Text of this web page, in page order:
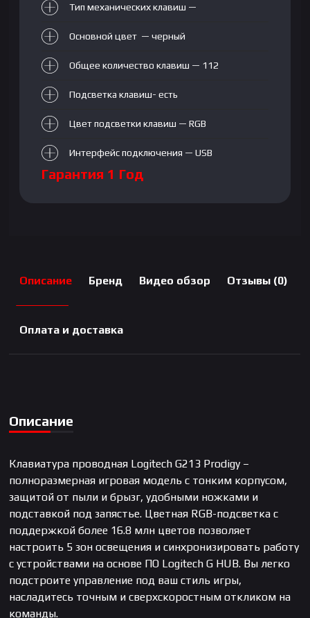
Тип механических клавиш —
Основной цвет — черный
Общее количество клавиш — 112
Подсветка клавиш- есть
Цвет подсветки клавиш — RGB
Интерфейс подключения — USB
Гарантия 1 Год
Описание Бренд Видео обзор Отзывы (0)
Оплата и доставка
Описание
Клавиатура проводная Logitech G213 Prodigy –
полноразмерная игровая модель с тонким корпусом,
защитой от пыли и брызг, удобными ножками и
подставкой под запястье. Цветная RGB-подсветка с
поддержкой более 16.8 млн цветов позволяет
настроить 5 зон освещения и синхронизировать работу
с устройствами на основе ПО Logitech G HUB. Вы легко
подстроите управление под ваш стиль игры,
насладитесь точным и сверхскоростным откликом на
команды.